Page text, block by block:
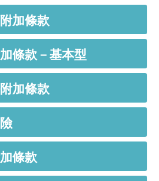
加條款
條款－基本型
加條款
條款